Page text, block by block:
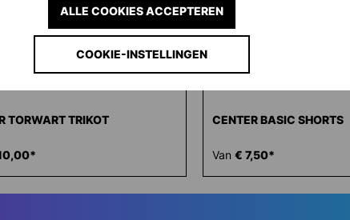
TORWART TRIKOT CENTER BASIC SHORTS
Van € 7,50*
COOKIE-INSTELLINGEN
ALLE COOKIES ACCEPTEREN